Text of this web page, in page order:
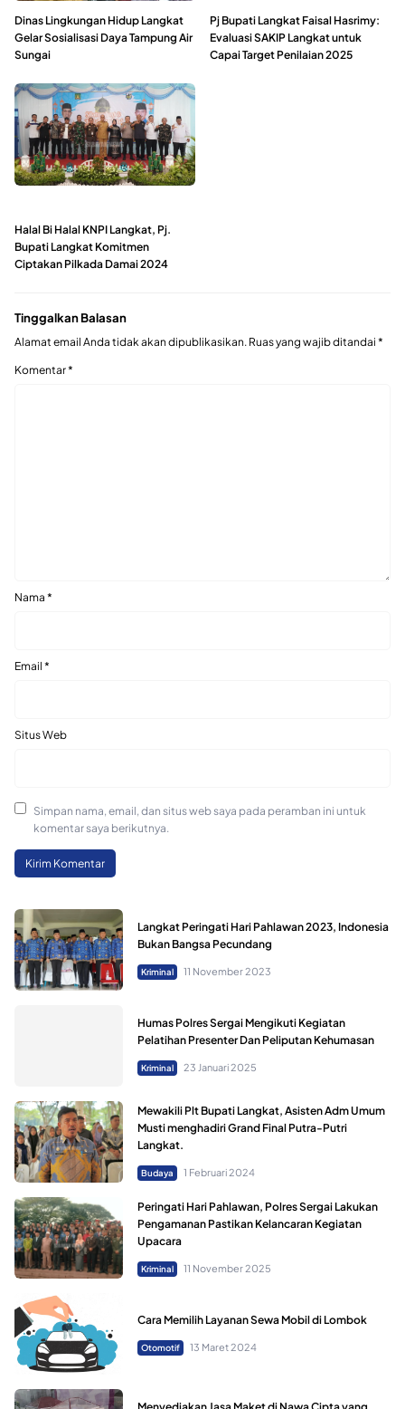
Dinas Lingkungan Hidup Langkat
Gelar Sosialisasi Daya Tampung Air
Sungai
Pj Bupati Langkat Faisal Hasrimy:
Evaluasi SAKIP Langkat untuk
Capai Target Penilaian 2025
Halal Bi Halal KNPI Langkat, Pj.
Bupati Langkat Komitmen
Ciptakan Pilkada Damai 2024
Tinggalkan Balasan
Alamat email Anda tidak akan dipublikasikan. Ruas yang wajib ditandai *
Komentar*
Nama *
Email *
Situs Web
Simpan nama, email, dan situs web saya pada peramban ini untuk
komentar saya berikutnya.
Langkat Peringati Hari Pahlawan 2023, Indonesia
Bukan Bangsa Pecundang
Kriminal 11 November 2023
Humas Polres Sergai Mengikuti Kegiatan
Pelatihan Presenter Dan Peliputan Kehumasan
Kriminal 23 Januari 2025
Mewakili Plt Bupati Langkat, Asisten Adm Umum
Musti menghadiri Grand Final Putra-Putri
Langkat.
Budaya 1 Februari 2024
Peringati Hari Pahlawan, Polres Sergai Lakukan
Pengamanan Pastikan Kelancaran Kegiatan
Upacara
Kriminal 11 November 2025
Cara Memilih Layanan Sewa Mobil di Lombok
Otomotif 13 Maret 2024